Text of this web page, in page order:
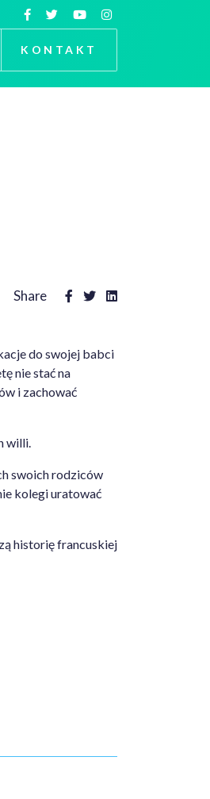
KONTAKT
Share
do swojej babci
nie stać na
i zachować
willi.
swoich rodziców
kolegi uratować
historię francuskiej